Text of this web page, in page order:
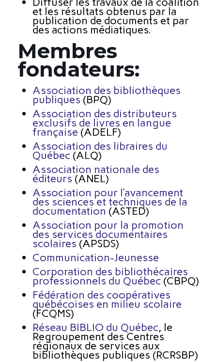
et les résultats obtenus par la
publication de documents et par
des actions médiatiques.
Membres
fondateurs:
Association des bibliothèques
publiques (BPQ)
Association des distributeurs
exclusifs de livres en langue
française (ADELF)
Association des libraires du
Québec (ALQ)
Association nationale des
éditeurs (ANEL)
Association pour l’avancement
des sciences et techniques de la
documentation (ASTED)
Association pour la promotion
des services documentaires
scolaires (APSDS)
Communication-Jeunesse
Corporation des bibliothécaires
professionnels du Québec (CBPQ)
Fédération des coopératives
québécoises en milieu scolaire
(FCQMS)
Réseau BIBLIO du Québec, le
Regroupement des Centres
régionaux de services aux
bibliothèques publiques (RCRSBP)